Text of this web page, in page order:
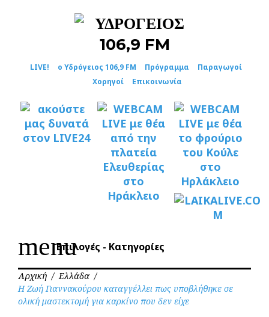
LIVE! ο Υδρόγειος 106,9 FM Πρόγραμμα
Παραγωγοί
Χορηγοί
Επικοινωνία
menuΕπιλογές - Κατηγορίες
Αρχική / Ελλάδα /
Η Ζωή Γιαννακούρου καταγγέλλει πως υποβλήθηκε σε
ολική μαστεκτομή για καρκίνο που δεν είχε